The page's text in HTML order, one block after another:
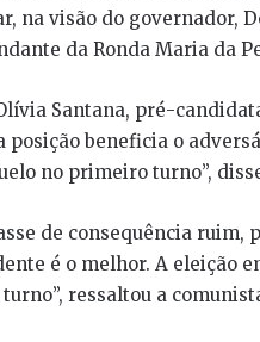
na visão do governador,
da Ronda Maria da
Santana, pré-
posição beneficia o
no primeiro turno”,
de consequência ruim,
é o melhor. A eleição
ressaltou a